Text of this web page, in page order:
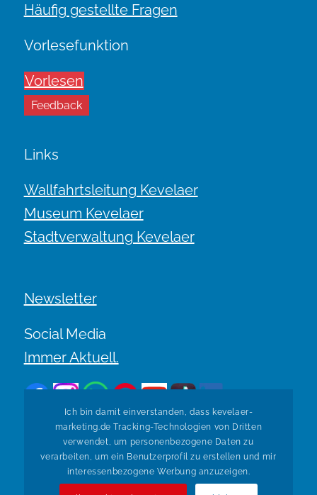
Häufig gestellte Fragen
Vorlesefunktion
Vorlesen
Feedback
Links
Wallfahrtsleitung Kevelaer
Museum Kevelaer
Stadtverwaltung Kevelaer
Newsletter
Social Media
Immer Aktuell.
Zurück zur Übersicht
Ich bin damit einverstanden, dass kevelaer-
marketing.de Tracking-Technologien von Dritten
verwendet, um personenbezogene Daten zu
verarbeiten, um ein Benutzerprofil zu erstellen und mir
interessenbezogene Werbung anzuzeigen.